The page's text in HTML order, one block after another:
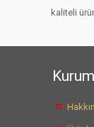
kaliteli